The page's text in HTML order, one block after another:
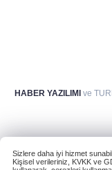
HABER YAZILIMIve
Sizlere daha iyi hizmet
Kişisel verileriniz, KVKK ve